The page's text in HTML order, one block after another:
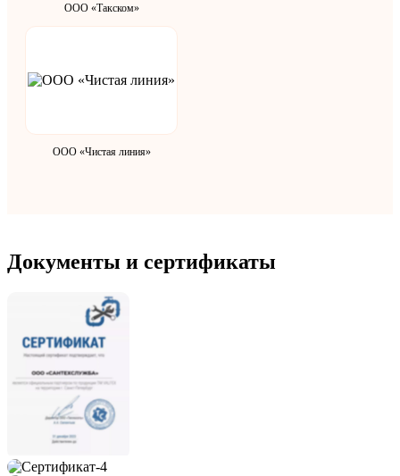
ООО «Такском»
ООО «Чистая линия»
Документы и сертификаты